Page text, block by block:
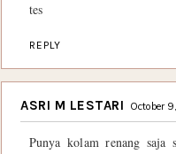
tes
REPLY
ASRI M LESTARI October
Punya kolam renang saja